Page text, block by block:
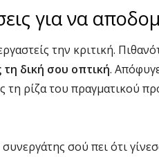
για να
την κριτική.
τη δική σου οπτική.
τη ρίζα του πραγματικού
σού πει ότι